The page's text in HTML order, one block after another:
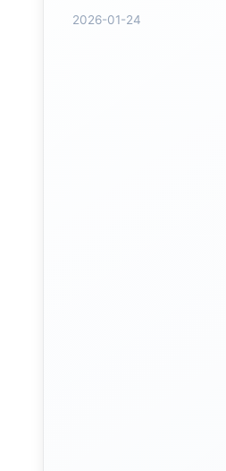
2026-01-24